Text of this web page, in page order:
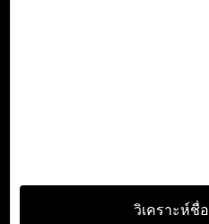
วิเคราะห์ชื่